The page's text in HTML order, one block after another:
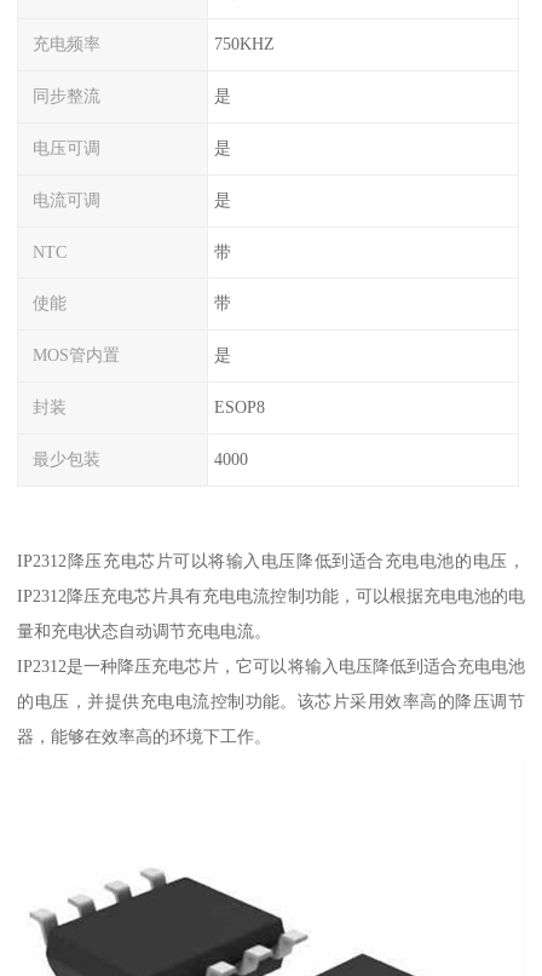
充电频率 750KHZ
同步整流 是
电压可调 是
电流可调 是
NTC 带
使能 带
MOS管内置 是
封装 ESOP8
最少包装 4000
IP2312降压充电芯片可以将输入电压降低到适合充电电池的电压，
IP2312降压充电芯片具有充电电流控制功能，可以根据充电电池的电
量和充电状态自动调节充电电流。
IP2312是一种降压充电芯片，它可以将输入电压降低到适合充电电池
的电压，并提供充电电流控制功能。该芯片采用效率高的降压调节
器，能够在效率高的环境下工作。